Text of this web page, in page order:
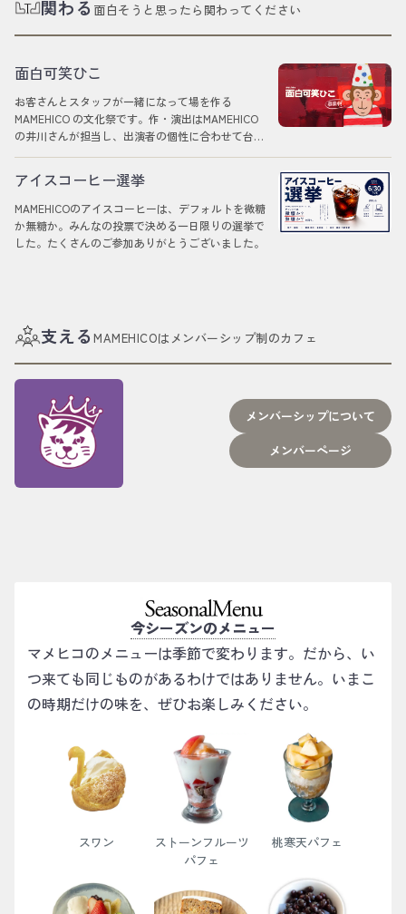
と思っています。
関わる 面白そうと思ったら関わってください
面白可笑ひこ
お客さんとスタッフが一緒になって場を作る
MAMEHICO の文化祭です。作・演出はMAMEHICO
の井川さんが担当し、出演者の個性に合わせて台本
アイスコーヒー選挙
MAMEHICOのアイスコーヒーは、デフォルトを微糖
か無糖か。みんなの投票で決める一日限りの選挙で
した。たくさんのご参加ありがとうございました。
支えるMAMEHICOはメンバーシップ制のカフェ
メンバーシップについて
メンバーページ
今シーズンのメニュー
マメヒコのメニューは季節で変わります。だから、い
つ来ても同じものがあるわけではありません。いまこ
の時期だけの味を、ぜひお楽しみください。
スワン
ストーンフルーツ
パフェ
桃寒天パフェ